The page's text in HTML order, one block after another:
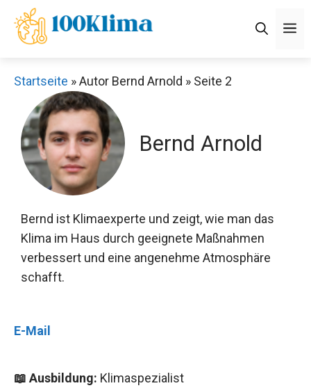
Inhalt
springen
Startseite »Autor Bernd Arnold » Seite 2
Bernd Arnold
Bernd ist Klimaexperte und zeigt, wie man das
Klima im Haus durch geeignete Maßnahmen
verbessert und eine angenehme Atmosphäre
schafft.
E-Mail
📖 Ausbildung: Klimaspezialist